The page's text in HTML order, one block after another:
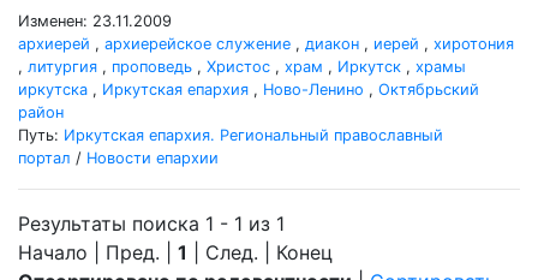
Изменен: 23.11.2009
архиерей , архиерейское служение , диакон , иерей , хиротония
, литургия , проповедь , Христос , храм , Иркутск , храмы
иркутска , Иркутская епархия , Ново-Ленино , Октябрьский
район
Путь: Иркутская епархия. Региональный православный
портал / Новости епархии
Результаты поиска 1 - 1 из 1
Начало | Пред. | 1 | След. | Конец